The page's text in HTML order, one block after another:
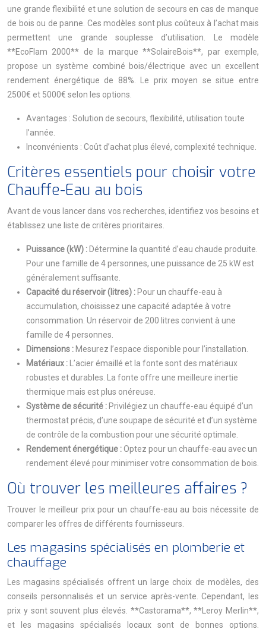
une grande flexibilité et une solution de secours en cas de manque
de bois ou de panne. Ces modèles sont plus coûteux à l’achat mais
permettent une grande souplesse d’utilisation. Le modèle
**EcoFlam 2000** de la marque **SolaireBois**, par exemple,
propose un système combiné bois/électrique avec un excellent
rendement énergétique de 88%. Le prix moyen se situe entre
2500€ et 5000€ selon les options.
Avantages : Solution de secours, flexibilité, utilisation toute
l’année.
Inconvénients : Coût d’achat plus élevé, complexité technique.
Critères essentiels pour choisir votre
Chauffe-Eau au bois
Avant de vous lancer dans vos recherches, identifiez vos besoins et
établissez une liste de critères prioritaires.
Puissance (kW) : Détermine la quantité d’eau chaude produite.
Pour une famille de 4 personnes, une puissance de 25 kW est
généralement suffisante.
Capacité du réservoir (litres) : Pour un chauffe-eau à
accumulation, choisissez une capacité adaptée à votre
consommation. Un réservoir de 200 litres convient à une
famille de 4 personnes.
Dimensions : Mesurez l’espace disponible pour l’installation.
Matériaux :
L’acier émaillé et la fonte sont des matériaux
robustes et durables. La fonte offre une meilleure inertie
thermique mais est plus onéreuse.
Système de sécurité : Privilégiez un chauffe-eau équipé d’un
thermostat précis, d’une soupape de sécurité et d’un système
de contrôle de la combustion pour une sécurité optimale.
Rendement énergétique :Optez pour un chauffe-eau avec un
rendement élevé pour minimiser votre consommation de bois.
Où trouver les meilleures affaires ?
Trouver le meilleur prix pour un chauffe-eau au bois nécessite de
comparer les offres de différents fournisseurs.
Les magasins spécialisés en plomberie et
chauffage
Les magasins spécialisés offrent un large choix de modèles, des
conseils personnalisés et un service après-vente. Cependant, les
prix y sont souvent plus élevés. **Castorama**, **Leroy Merlin**,
et les magasins spécialisés locaux sont de bonnes options.